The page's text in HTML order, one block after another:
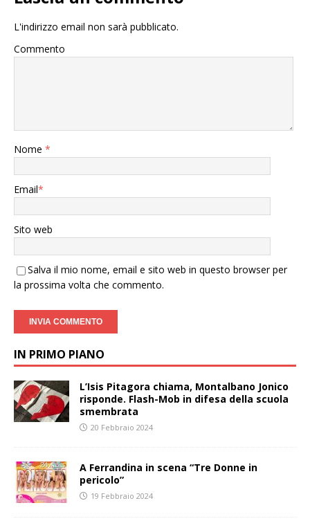
L'indirizzo email non sarà pubblicato.
Commento
Nome *
Email*
Sito web
Salva il mio nome, email e sito web in questo browser per
la prossima volta che commento.
IN PRIMO PIANO
L’Isis Pitagora chiama, Montalbano Jonico
risponde. Flash-Mob in difesa della scuola
smembrata
20 Febbraio 2024
A Ferrandina in scena “Tre Donne in
pericolo”
19 Febbraio 2024